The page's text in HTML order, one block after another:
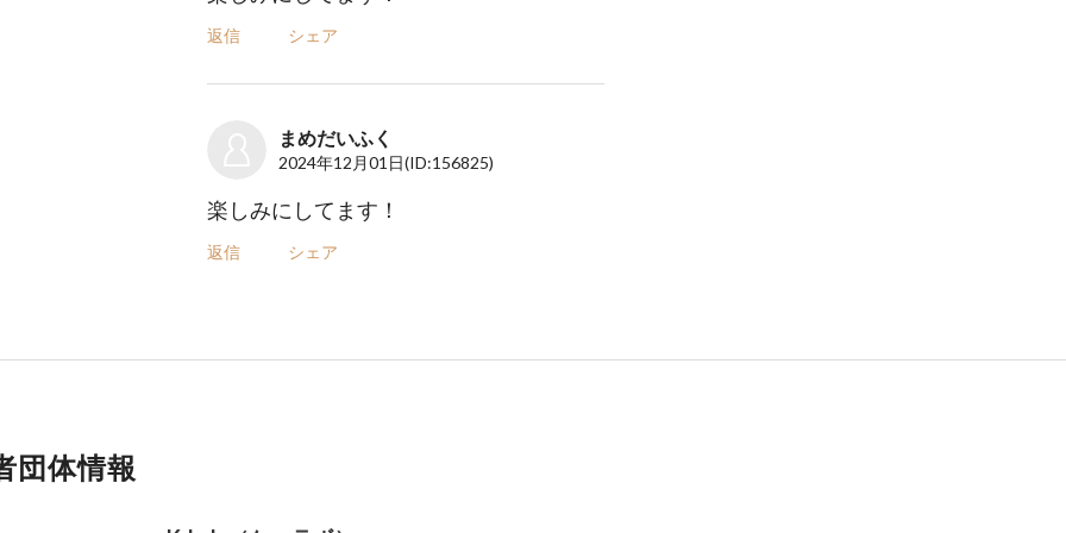
返信 シェア
まめだいふく
2024年12月01日(ID:156825)
楽しみにしてます！
返信 シェア
団体情報